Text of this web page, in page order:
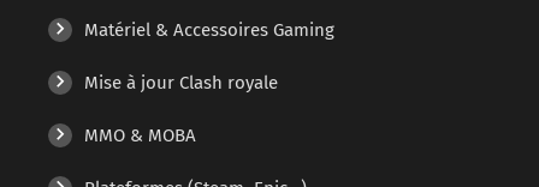
Matériel & Accessoires Gaming
Mise à jour Clash royale
MMO & MOBA